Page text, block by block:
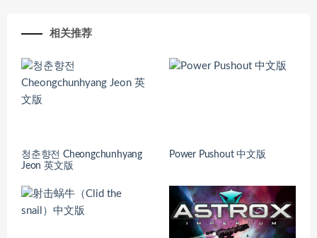
相关推荐
청춘향전 Cheongchunhyang
Jeon 英文版
Power Pushout 中文版